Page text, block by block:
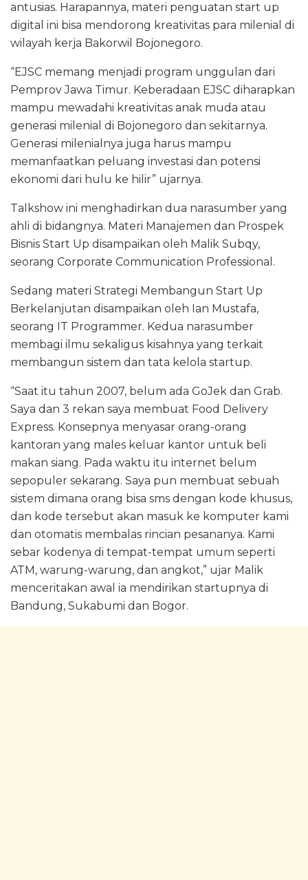
antusias. Harapannya, materi penguatan start up
digital ini bisa mendorong kreativitas para milenial di
wilayah kerja Bakorwil Bojonegoro.
“EJSC memang menjadi program unggulan dari
Pemprov Jawa Timur. Keberadaan EJSC diharapkan
mampu mewadahi kreativitas anak muda atau
generasi milenial di Bojonegoro dan sekitarnya.
Generasi milenialnya juga harus mampu
memanfaatkan peluang investasi dan potensi
ekonomi dari hulu ke hilir” ujarnya.
Talkshow ini menghadirkan dua narasumber yang
ahli di bidangnya. Materi Manajemen dan Prospek
Bisnis Start Up disampaikan oleh Malik Subqy,
seorang Corporate Communication Professional.
Sedang materi Strategi Membangun Start Up
Berkelanjutan disampaikan oleh Ian Mustafa,
seorang IT Programmer. Kedua narasumber
membagi ilmu sekaligus kisahnya yang terkait
membangun sistem dan tata kelola startup.
“Saat itu tahun 2007, belum ada GoJek dan Grab.
Saya dan 3 rekan saya membuat Food Delivery
Express. Konsepnya menyasar orang-orang
kantoran yang males keluar kantor untuk beli
makan siang. Pada waktu itu internet belum
sepopuler sekarang. Saya pun membuat sebuah
sistem dimana orang bisa sms dengan kode khusus,
dan kode tersebut akan masuk ke komputer kami
dan otomatis membalas rincian pesananya. Kami
sebar kodenya di tempat-tempat umum seperti
ATM, warung-warung, dan angkot,” ujar Malik
menceritakan awal ia mendirikan startupnya di
Bandung, Sukabumi dan Bogor.